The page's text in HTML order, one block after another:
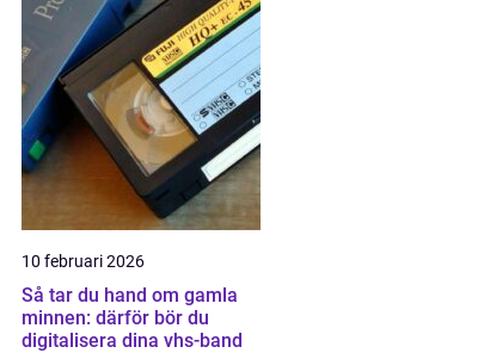
10 februari 2026
Så tar du hand om gamla
minnen: därför bör du
digitalisera dina vhs-band